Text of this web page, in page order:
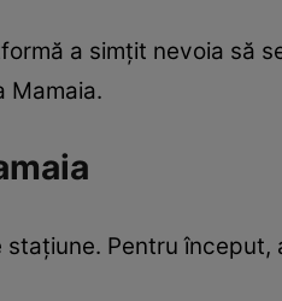
a simțit nevoia să
Mamaia.
Pentru